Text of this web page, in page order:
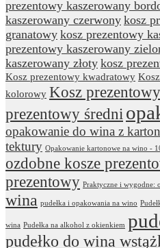
prezentowy kaszerowany
kaszerowany czerwony kosz
granatowy kosz prezentowy
prezentowy kaszerowany
kaszerowany złoty kosz
Kosz prezentowy kwadratowy
kolorowy Kosz
prezentowy średni
opakowanie do wina z
tektury Opakowanie kartonowe na wino -
ozdobne kosze
prezentowy Praktyczne i wygodne:
wina pudełka i opakowania na wino
wina Pudełka na alkohol z okienkiem
pudełko do wina